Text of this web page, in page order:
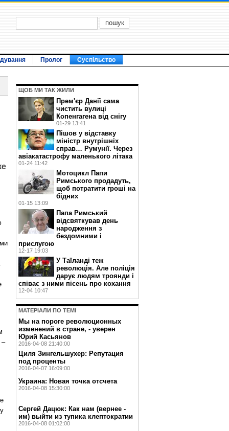
Пролог Суспільство
–
ЩОБ МИ ТАК ЖИЛИ
Прем'єр Данії сама
чистить вулиці
Копенгагена від снігу
01-29 13:41
Пішов у відставку
міністр внутрішніх
справ… Румунії. Через
авіакатастрофу маленького літака
01-24 11:42
Мотоцикл Папи
Римського продадуть,
щоб потратити гроші на
бідних
01-15 13:09
Папа Римський
відсвяткував день
народження з
бездомними і
прислугою
12-17 19:03
У Таїланді теж
революція. Але поліція
дарує людям троянди і
співає з ними пісень про кохання
12-04 10:47
МАТЕРIАЛИ ПО ТЕМI
Мы на пороге революционных
изменений в стране, - уверен
Юрий Касьянов
2016-04-08 21:40:00
Циля Зингельшухер: Репутация
под проценты
2016-04-07 16:09:00
Украина: Новая точка отсчета
2016-04-08 15:30:00
Сергей Дацюк: Как нам (вернее -
им) выйти из тупика клептократии
2016-04-08 01:02:00